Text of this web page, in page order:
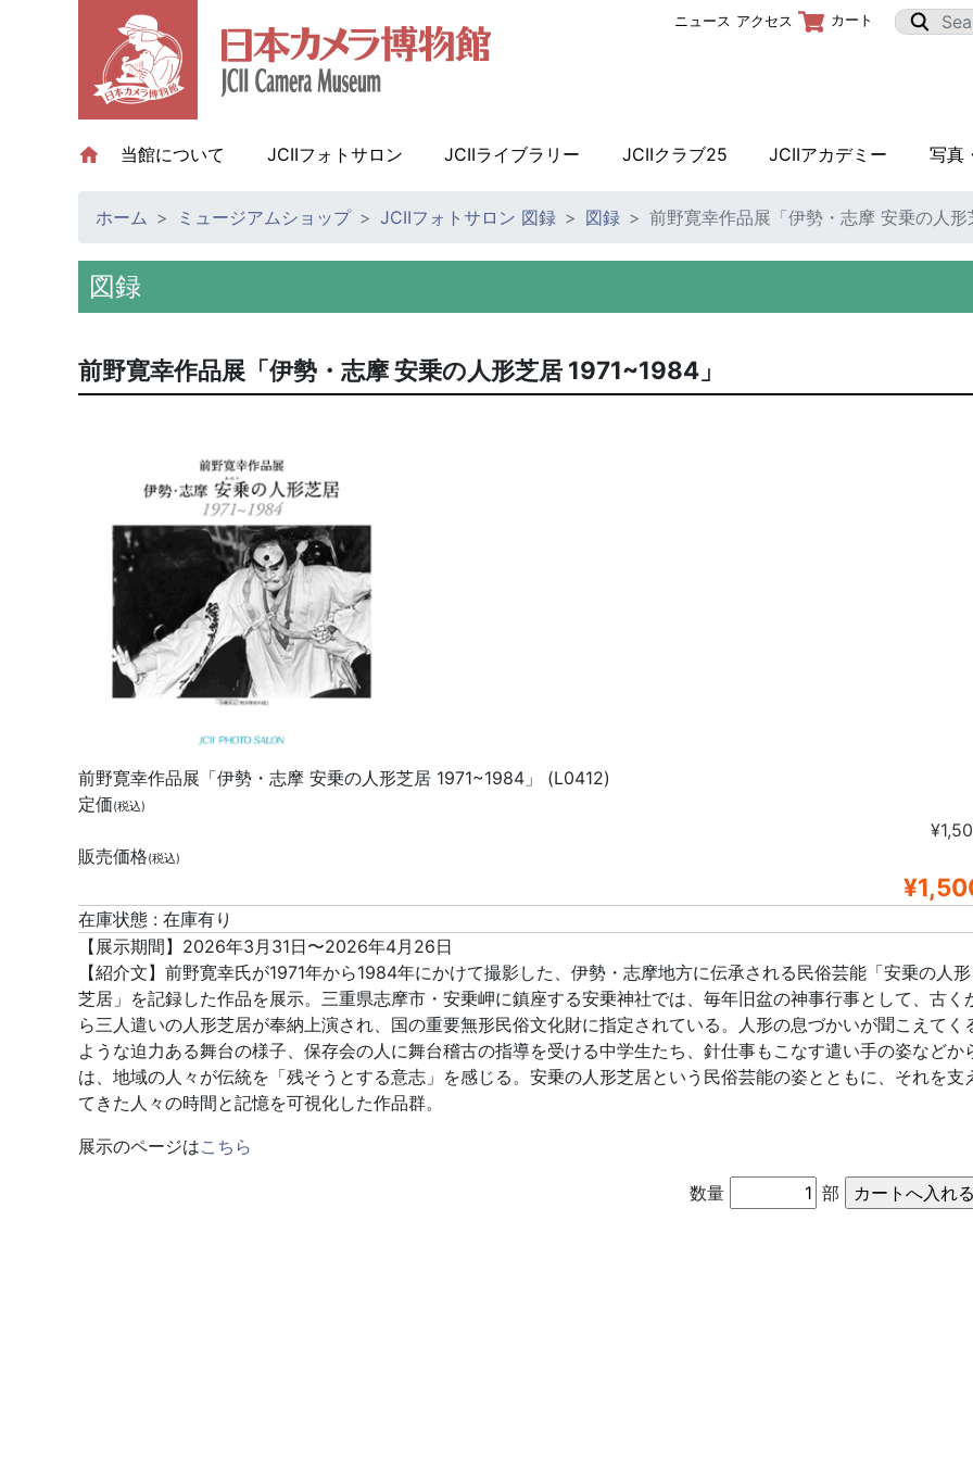
当館について (current)JCIIフォトサロン JCIIライブラリー JCIIクラブ25 JCIIアカデミー 写真
ニュース アクセス カート
ホーム ミュージアムショップ JCIIフォトサロン 図録 図録 前野寛幸作品展「伊勢・志摩 安乗の人
図録
前野寛幸作品展「伊勢・志摩 安乗の人形芝居 1971~1984」
前野寛幸作品展「伊勢・志摩 安乗の人形芝居 1971~1984」 (L0412)
定価(税込)
販売価格(税込)
在庫状態 : 在庫有り
【展示期間】2026年3月31日〜2026年4月26日
【紹介文】前野寛幸氏が1971年から1984年にかけて撮影した、伊勢・志摩地方に伝承される民俗芸能「安乗の人形
芝居」を記録した作品を展示。三重県志摩市・安乗岬に鎮座する安乗神社では、毎年旧盆の神事行事として、古く
ら三人遣いの人形芝居が奉納上演され、国の重要無形民俗文化財に指定されている。人形の息づかいが聞こえてく
ような迫力ある舞台の様子、保存会の人に舞台稽古の指導を受ける中学生たち、針仕事もこなす遣い手の姿などか
は、地域の人々が伝統を「残そうとする意志」を感じる。安乗の人形芝居という民俗芸能の姿とともに、それを支
てきた人々の時間と記憶を可視化した作品群。
展示のページはこちら
数量 部